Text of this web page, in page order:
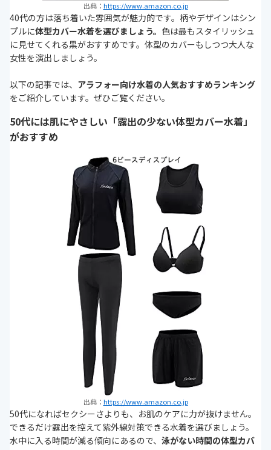
出典： https://www.amazon.co.jp
40代の方は落ち着いた雰囲気が魅力的です。柄やデザインはシン
プルに体型カバー水着を選びましょう。 色は最もスタイリッシュ
に見せてくれる黒がおすすめです。体型のカバーもしつつ大人な
女性を演出しましょう。
以下の記事では、 アラフォー向け水着の人気おすすめランキング
をご紹介しています。ぜひご覧ください。
50代には肌にやさしい「露出の少ない体型カバー水着」
がおすすめ
出典： https://www.amazon.co.jp
50代になればセクシーさよりも、お肌のケアに力が抜けません。
できるだけ露出を控えて紫外線対策できる水着を選びましょう。
水中に入る時間が減る傾向にあるので、 泳がない時間の体型カバ